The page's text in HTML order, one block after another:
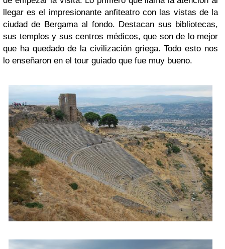
llegar es el impresionante anfiteatro con las vistas de la
ciudad de Bergama al fondo. Destacan sus bibliotecas,
sus templos y sus centros médicos, que son de lo mejor
que ha quedado de la civilización griega. Todo esto nos
lo enseñaron en el tour guiado que fue muy bueno.